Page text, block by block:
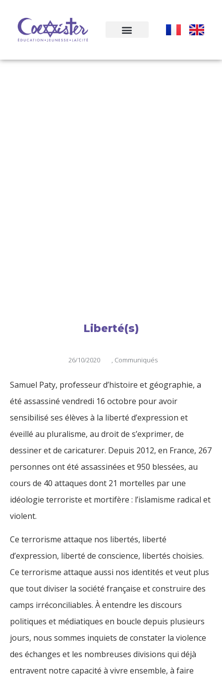
Liberté(s)
26/10/2020 , Communiqués
Samuel Paty, professeur d’histoire et géographie, a
été assassiné vendredi 16 octobre pour avoir
sensibilisé ses élèves à la liberté d’expression et
éveillé au pluralisme, au droit de s’exprimer, de
dessiner et de caricaturer. Depuis 2012, en France, 267
personnes ont été assassinées et 950 blessées, au
cours de 40 attaques dont 21 mortelles par une
idéologie terroriste et mortifère : l’islamisme radical et
violent.
Ce terrorisme attaque nos libertés, liberté
d’expression, liberté de conscience, libertés choisies.
Ce terrorisme attaque aussi nos identités et veut plus
que tout diviser la société française et construire des
camps irréconciliables. À entendre les discours
politiques et médiatiques en boucle depuis plusieurs
jours, nous sommes inquiets de constater la violence
des échanges et les nombreuses divisions qui déjà
entravent notre capacité à vivre ensemble, à faire